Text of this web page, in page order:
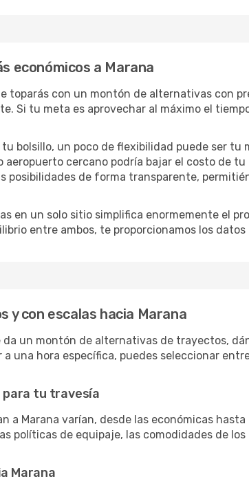
económicos a Marana
toparás con un montón de alternativas con
Si tu meta es aprovechar al máximo el
bolsillo, un poco de flexibilidad puede ser tu
aeropuerto cercano podría bajar el costo de
posibilidades de forma transparente,
en un solo sitio simplifica enormemente el
entre ambos, te proporcionamos los
y con escalas hacia Marana
un montón de alternativas de trayectos,
a una hora específica, puedes seleccionar
para tu travesía
a Marana varían, desde las económicas
políticas de equipaje, las comodidades de
Marana